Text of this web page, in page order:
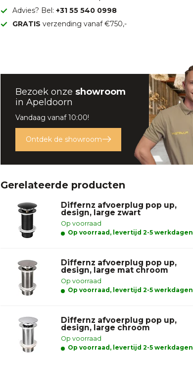
Advies? Bel:+31 55 540 0998
GRATIS verzending vanaf €750,-
Bezoek onze showroom
in Apeldoorn
Vandaag vanaf 10:00!
Ontdek de showroom
Gerelateerde producten
Differnz afvoerplug pop up,
design, large zwart
Op voorraad
Op voorraad, levertijd 2-5 werkdagen
Differnz afvoerplug pop up,
design, large mat chroom
Op voorraad
Op voorraad, levertijd 2-5 werkdagen
Differnz afvoerplug pop up,
design, large chroom
Op voorraad
Op voorraad, levertijd 2-5 werkdagen